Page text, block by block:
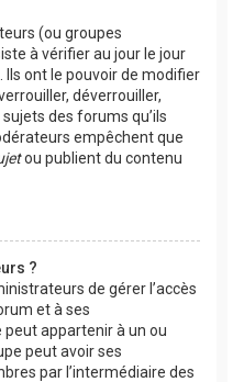
(ou groupes
à vérifier au jour le jour
ont le pouvoir de modifier
déverrouiller,
des forums qu’ils
empêchent que
ou publient du contenu
?
de gérer l’accès
et à ses
appartenir à un ou
peut avoir ses
par l’intermédiaire des